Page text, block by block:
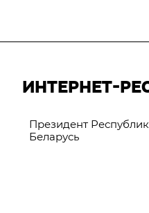
ИНТЕРНЕТ-
Президент
Беларусь